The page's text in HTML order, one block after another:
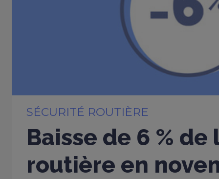
SÉCURITÉ ROUTIÈRE
Baisse de 6 %
routière en